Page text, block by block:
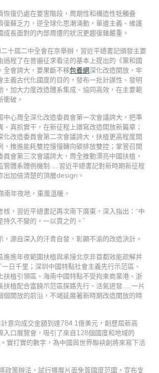
恢復仍處在要害階段，周期性和構造性牴觸疊
復蘇乏力，逆全球化思潮涌動，單邊主義、維護
成長面對的內部周遭的狀況更趨復雜嚴重。
十屆二中全會在京舉辦，習近平總書記頒發主要
過程了在普遍征求看法的基本上提出的《黨和國
全會誇大，要果斷不移包養網深化改造開放，牢
主義古代化國度的目的，發布一批計謀性、發明
，加大力度改造體系集成、協同高效，在主要範
衝破。
中心周全深化改造委員會第一次會議誇大，把準
、真抓實干，在新征程上譜寫改造開放新篇章；
化改造委員會第二次會議誇大，扶植更高程度開
，推進能耗雙控慢慢轉向碳排放雙控；掌管召開
員會第三次會議誇大，周全推動漂亮中國扶植，
管體系體例機制……習近平總書記對新時期新征程
出加倍清楚的頂層design。
南年夜地，東風溫暖。
核，習近平總書記再次南下廣東，深入指出：“中
持久不變的，一以貫之的。”
，源自深入的汗青自發，彰顯不渝的改造決計。
進進年夜範圍扶植與承接北京非首都效能疏解并
一日千里；深圳中國特點社會主義先行示范區、
扶植引領區、海南中國特點不受拘束商業港、浙
扶植配合富饒示范區探路先行、活氣迸發……一片
個開放的前沿，不竭延展著新時期改造開放的時
意向成交金額到達784.1億美元，創歷屆新高
口展覽會，吸引了來自128個國度和地域的
實打實的數字，為中國與世界聯袂創將來寫下活
政策辦法，試行擴展片面免簽國度范圍，宣布支